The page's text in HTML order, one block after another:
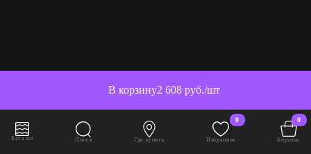
2 608 руб./шт
В корзину
Каталог Поиск Где купить
0
Избранное
0
Корзина